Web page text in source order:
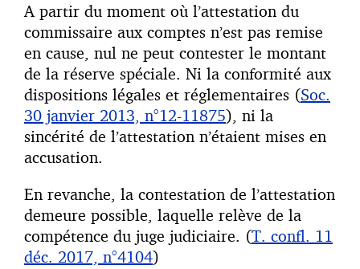
A partir du moment où l’attestation du
commissaire aux comptes n’est pas remise
en cause, nul ne peut contester le montant
de la réserve spéciale. Ni la conformité aux
dispositions légales et réglementaires (Soc.
30 janvier 2013, n°12-11875), ni la
sincérité de l’attestation n’étaient mises en
accusation.
En revanche, la contestation de l’attestation
demeure possible, laquelle relève de la
compétence du juge judiciaire. (T. confl. 11
déc. 2017, n°4104)